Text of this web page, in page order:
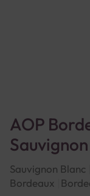
AOP
Sauvignon Blanc
Bordeaux